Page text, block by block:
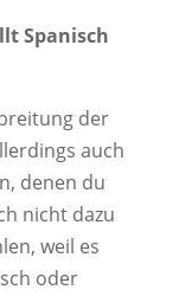
Spanisch
der
auch
denen du
nicht dazu
weil es
oder